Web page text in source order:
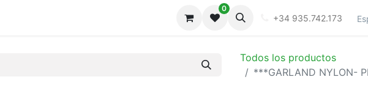
0
+34 935.742.173
Todos los productos
***GARLAND NYLON-